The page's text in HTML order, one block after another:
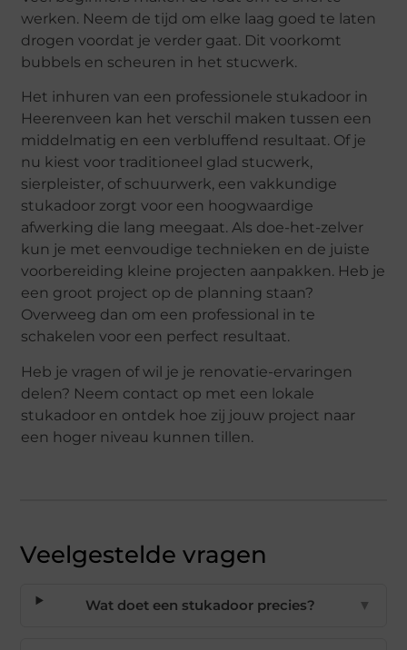
werken. Neem de tijd om elke laag goed te laten
drogen voordat je verder gaat. Dit voorkomt
bubbels en scheuren in het stucwerk.
Het inhuren van een professionele stukadoor in
Heerenveen kan het verschil maken tussen een
middelmatig en een verbluffend resultaat. Of je
nu kiest voor traditioneel glad stucwerk,
sierpleister, of schuurwerk, een vakkundige
stukadoor zorgt voor een hoogwaardige
afwerking die lang meegaat. Als doe-het-zelver
kun je met eenvoudige technieken en de juiste
voorbereiding kleine projecten aanpakken. Heb je
een groot project op de planning staan?
Overweeg dan om een professional in te
schakelen voor een perfect resultaat.
Heb je vragen of wil je je renovatie-ervaringen
delen? Neem contact op met een lokale
stukadoor en ontdek hoe zij jouw project naar
een hoger niveau kunnen tillen.
Veelgestelde vragen
Wat doet een stukadoor precies? ▼